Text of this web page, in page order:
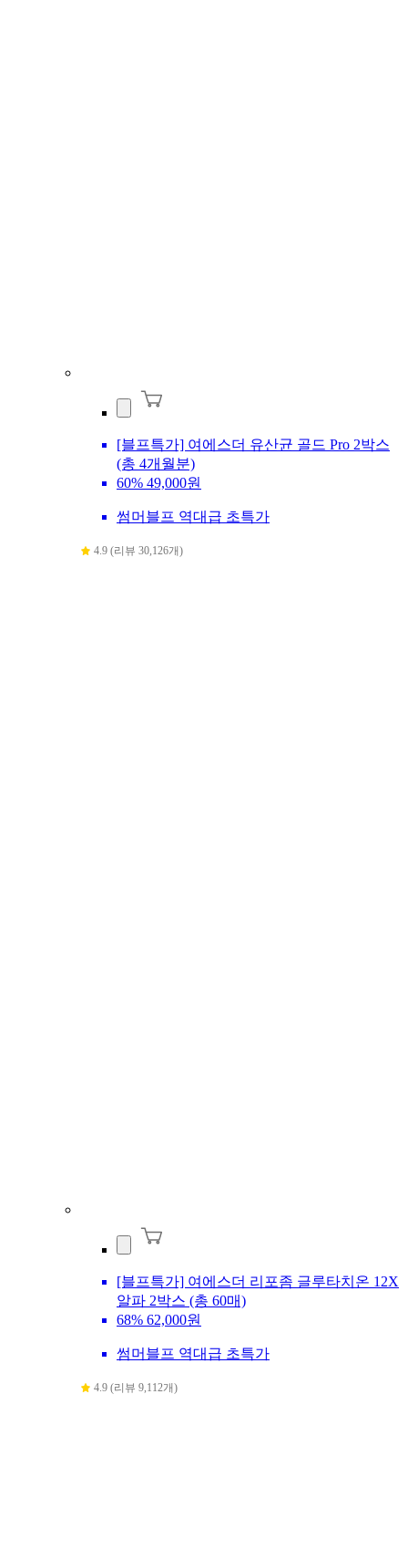
[블프특가] 여에스더 유산균 골드 Pro 2박스
(총 4개월분)
60% 49,000원
썸머블프 역대급 초특가
4.9 (리뷰 30,126개)
[블프특가] 여에스더 리포좀 글루타치온 12X
알파 2박스 (총 60매)
68% 62,000원
썸머블프 역대급 초특가
4.9 (리뷰 9,112개)